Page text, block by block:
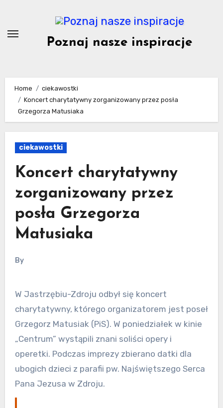
content
Poznaj nasze inspiracje
Home
ciekawostki
Koncert charytatywny zorganizowany przez posła
Grzegorza Matusiaka
ciekawostki
Koncert charytatywny
zorganizowany przez
posła Grzegorza
Matusiaka
By
W Jastrzębiu-Zdroju odbył się koncert
charytatywny, którego organizatorem jest poseł
Grzegorz Matusiak (PiS). W poniedziałek w kinie
„Centrum” wystąpili znani soliści opery i
operetki. Podczas imprezy zbierano datki dla
ubogich dzieci z parafii pw. Najświętszego Serca
Pana Jezusa w Zdroju.